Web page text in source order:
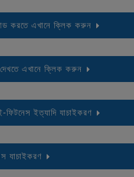
করতে এখানে ক্লিক করুন
এখানে ক্লিক করুন
ইত্যাদি যাচাইকরণ
যাচাইকরণ